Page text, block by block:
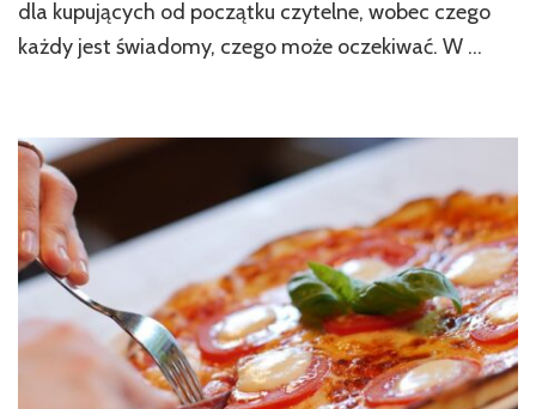
dla kupujących od początku czytelne, wobec czego
każdy jest świadomy, czego może oczekiwać. W …